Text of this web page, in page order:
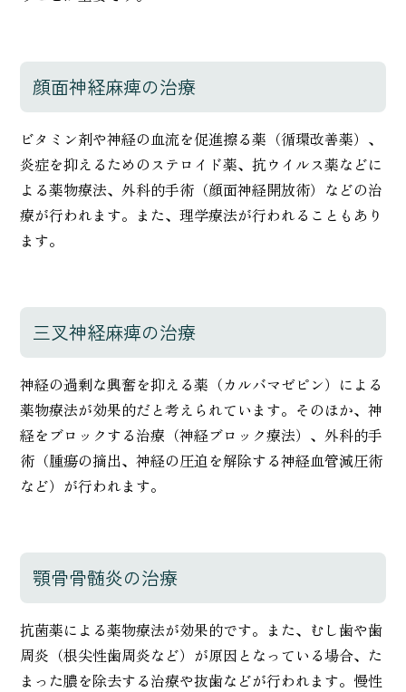
顔面神経麻痺の治療
ビタミン剤や神経の血流を促進擦る薬（循環改善薬）、
炎症を抑えるためのステロイド薬、抗ウイルス薬などに
よる薬物療法、外科的手術（顔面神経開放術）などの治
療が行われます。また、理学療法が行われることもあり
ます。
三叉神経麻痺の治療
神経の過剰な興奮を抑える薬（カルバマゼピン）による
薬物療法が効果的だと考えられています。そのほか、神
経をブロックする治療（神経ブロック療法）、外科的手
術（腫瘍の摘出、神経の圧迫を解除する神経血管減圧術
など）が行われます。
顎骨骨髄炎の治療
抗菌薬による薬物療法が効果的です。また、むし歯や歯
周炎（根尖性歯周炎など）が原因となっている場合、た
まった膿を除去する治療や抜歯などが行われます。慢性